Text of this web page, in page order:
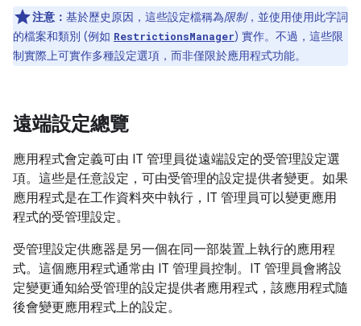
注意： 基於歷史原因，這些設定檔稱為限制，並使用使用此字詞
的檔案和類別 (例如 RestrictionsManager) 實作。不過，這些限
制實際上可實作多種設定選項，而非僅限於應用程式功能。
遠端設定總覽
應用程式會定義可由 IT 管理員從遠端設定的受管理設定選
項。這些是任意設定，可由受管理的設定提供者變更。如果
應用程式是在工作資料夾中執行，IT 管理員可以變更應用
程式的受管理設定。
受管理設定供應器是另一個在同一部裝置上執行的應用程
式。這個應用程式通常由 IT 管理員控制。IT 管理員會將設
定變更通知給受管理的設定提供者應用程式，該應用程式隨
後會變更應用程式上的設定。